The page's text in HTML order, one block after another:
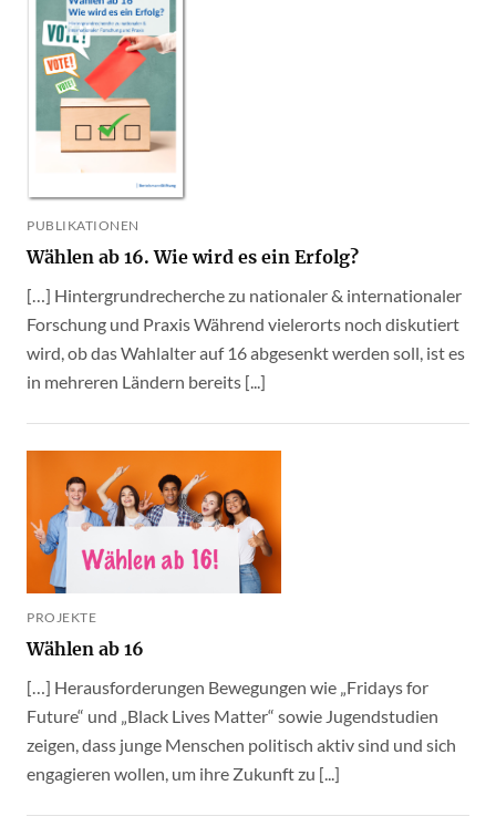
PUBLIKATIONEN
Wählen ab 16. Wie wird es ein Erfolg?
[…] Hintergrundrecherche zu nationaler & internationaler
Forschung und Praxis Während vielerorts noch diskutiert
wird, ob das Wahlalter auf 16 abgesenkt werden soll, ist es
in mehreren Ländern bereits [...]
PROJEKTE
Wählen ab 16
[…] Herausforderungen Bewegungen wie „Fridays for
Future“ und „Black Lives Matter“ sowie Jugendstudien
zeigen, dass junge Menschen politisch aktiv sind und sich
engagieren wollen, um ihre Zukunft zu [...]